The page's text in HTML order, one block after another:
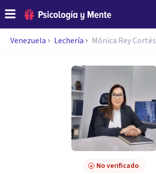
Venezuela Lechería Mónica Rey Cortés
No verificado